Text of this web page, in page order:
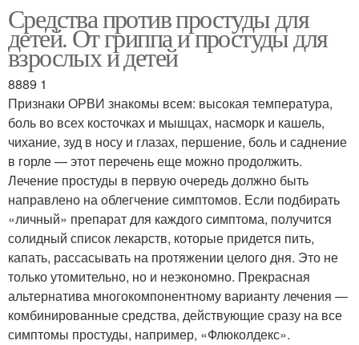
Средства против простуды для
детей. От гриппа и простуды для
взрослых и детей
8889 1
Признаки ОРВИ знакомы всем: высокая температура,
боль во всех косточках и мышцах, насморк и кашель,
чихание, зуд в носу и глазах, першение, боль и саднение
в горле — этот перечень еще можно продолжить.
Лечение простуды в первую очередь должно быть
направлено на облегчение симптомов. Если подбирать
«личный» препарат для каждого симптома, получится
солидный список лекарств, которые придется пить,
капать, рассасывать на протяжении целого дня. Это не
только утомительно, но и неэкономно. Прекрасная
альтернатива многокомпонентному варианту лечения —
комбинированные средства, действующие сразу на все
симптомы простуды, например, «Флюколдекс».